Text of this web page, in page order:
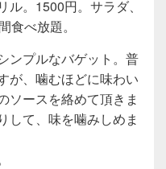
。1500円。サラダ、
食べ放題。
ンプルなバゲット。普
が、噛むほどに味わい
ソースを絡めて頂きま
して、味を噛みしめま